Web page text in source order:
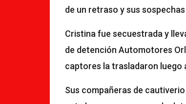
de un retraso y sus
Cristina fue secuestrada y
de detención Automotores
captores la trasladaron luego
Sus compañeras de